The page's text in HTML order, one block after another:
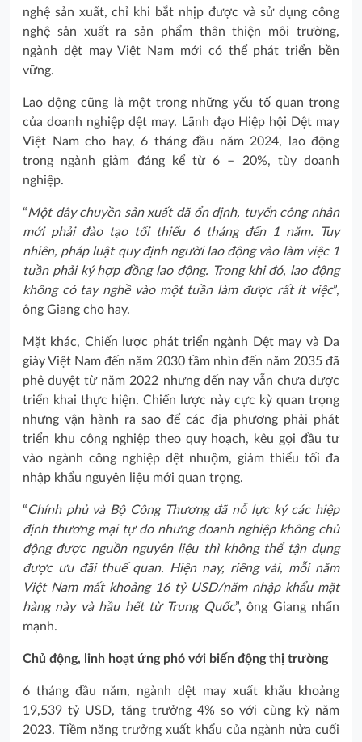
nghệ sản xuất, chỉ khi bắt nhịp được và sử dụng công
nghệ sản xuất ra sản phẩm thân thiện môi trường,
ngành dệt may Việt Nam mới có thể phát triển bền
vững.
Lao động cũng là một trong những yếu tố quan trọng
của doanh nghiệp dệt may. Lãnh đạo Hiệp hội Dệt may
Việt Nam cho hay, 6 tháng đầu năm 2024, lao động
trong ngành giảm đáng kể từ 6 – 20%, tùy doanh
nghiệp.
“Một dây chuyền sản xuất đã ổn định, tuyển công nhân
mới phải đào tạo tối thiểu 6 tháng đến 1 năm. Tuy
nhiên, pháp luật quy định người lao động vào làm việc 1
tuần phải ký hợp đồng lao động. Trong khi đó, lao động
không có tay nghề vào một tuần làm được rất ít việc”,
ông Giang cho hay.
Mặt khác, Chiến lược phát triển ngành Dệt may và Da
giày Việt Nam đến năm 2030 tầm nhìn đến năm 2035 đã
phê duyệt từ năm 2022 nhưng đến nay vẫn chưa được
triển khai thực hiện. Chiến lược này cực kỳ quan trọng
nhưng vận hành ra sao để các địa phương phải phát
triển khu công nghiệp theo quy hoạch, kêu gọi đầu tư
vào ngành công nghiệp dệt nhuộm, giảm thiểu tối đa
nhập khẩu nguyên liệu mới quan trọng.
“Chính phủ và Bộ Công Thương đã nỗ lực ký các hiệp
định thương mại tự do nhưng doanh nghiệp không chủ
động được nguồn nguyên liệu thì không thể tận dụng
được ưu đãi thuế quan. Hiện nay, riêng vải, mỗi năm
Việt Nam mất khoảng 16 tỷ USD/năm nhập khẩu mặt
hàng này và hầu hết từ Trung Quốc”, ông Giang nhấn
mạnh.
Chủ động, linh hoạt ứng phó với biến động thị trường
6 tháng đầu năm, ngành dệt may xuất khẩu khoảng
19,539 tỷ USD, tăng trưởng 4% so với cùng kỳ năm
2023. Tiềm năng trưởng xuất khẩu của ngành nửa cuối